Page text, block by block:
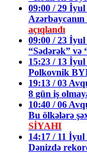
09:00 / 29 İyul
açıqlandı
09:00 / 23 İyul
“Sədərək” və
15:23 / 13 İyul
Polkovnik
19:13 / 03
8 gün iş
10:40 / 06
Bu ölkələrə
SİYAHI
14:17 / 11 İyul
Dənizdə